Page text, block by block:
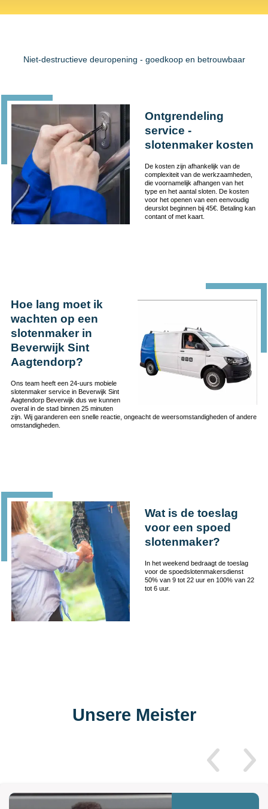
Niet-destructieve deuropening - goedkoop en betrouwbaar
Ontgrendeling
service -
slotenmaker kosten
De kosten zijn afhankelijk van de
complexiteit van de werkzaamheden,
die voornamelijk afhangen van het
type en het aantal sloten. De kosten
voor het openen van een eenvoudig
deurslot beginnen bij 45€. Betaling kan
contant of met kaart.
Hoe lang moet ik
wachten op een
slotenmaker in
Beverwijk Sint
Aagtendorp?
Ons team heeft een 24-uurs mobiele
slotenmaker service in Beverwijk Sint
Aagtendorp Beverwijk dus we kunnen
overal in de stad binnen 25 minuten
zijn. Wij garanderen een snelle reactie, ongeacht de weersomstandigheden of andere
omstandigheden.
Wat is de toeslag
voor een spoed
slotenmaker?
In het weekend bedraagt de toeslag
voor de spoedslotenmakersdienst
50% van 9 tot 22 uur en 100% van 22
tot 6 uur.
Unsere Meister